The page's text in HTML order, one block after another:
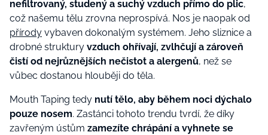
nefiltrovaný, studený a suchý vzduch přímo do plic,
což našemu tělu zrovna neprospívá. Nos je naopak od
přírody vybaven dokonalým systémem. Jeho sliznice a
drobné struktury vzduch ohřívají, zvlhčují a zároveň
čistí od nejrůznějších nečistot a alergenů, než se
vůbec dostanou hlouběji do těla.
Mouth Taping tedy nutí tělo, aby během noci dýchalo
pouze nosem. Zastánci tohoto trendu tvrdí, že díky
zavřeným ústům zamezíte chrápání a vyhnete se